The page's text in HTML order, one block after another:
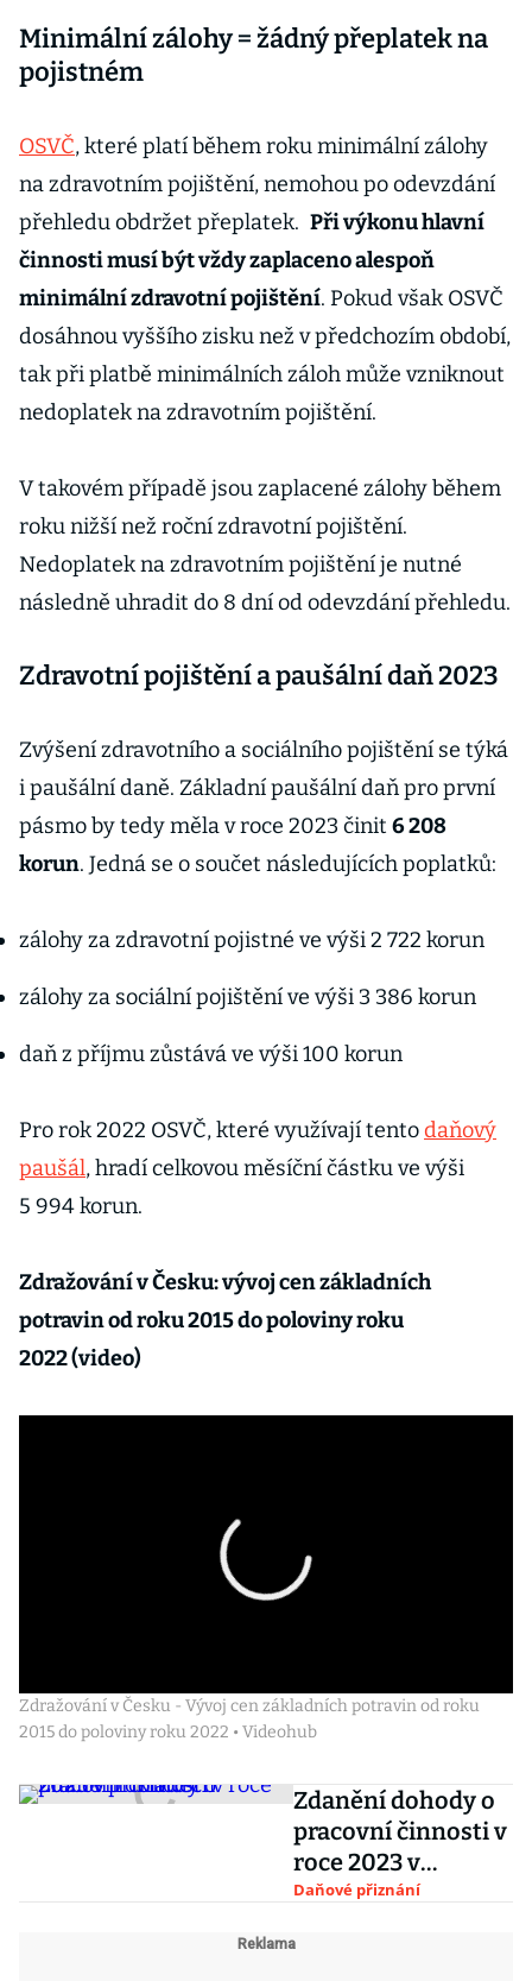
zdravotním
Minimální zálohy = žádný přeplatek na
pojistném
OSVČ, které platí během roku minimální zálohy
na zdravotním pojištění, nemohou po odevzdání
přehledu obdržet přeplatek. Při výkonu hlavní
činnosti musí být vždy zaplaceno alespoň
minimální zdravotní pojištění. Pokud však OSVČ
dosáhnou vyššího zisku než v předchozím období,
tak při platbě minimálních záloh může vzniknout
nedoplatek na zdravotním pojištění.
V takovém případě jsou zaplacené zálohy během
roku nižší než roční zdravotní pojištění.
Nedoplatek na zdravotním pojištění je nutné
následně uhradit do 8 dní od odevzdání přehledu.
Zdravotní pojištění a paušální daň 2023
Zvýšení zdravotního a sociálního pojištění se týká
i paušální daně. Základní paušální daň pro první
pásmo by tedy měla v roce 2023 činit 6 208
korun. Jedná se o součet následujících poplatků:
zálohy za zdravotní pojistné ve výši 2 722 korun
zálohy za sociální pojištění ve výši 3 386 korun
daň z příjmu zůstává ve výši 100 korun
Pro rok 2022 OSVČ, které využívají tentodaňový
paušál, hradí celkovou měsíční částku ve výši
5 994 korun.
Zdražování v Česku: vývoj cen základních
potravin od roku 2015 do poloviny roku
2022 (video)
Zdražování v Česku - Vývoj cen základních potravin od roku
2015 do poloviny roku 2022 • Videohub
Zdanění dohody o
pracovní činnosti v
roce 2023 v
příkladech
Daňové přiznání